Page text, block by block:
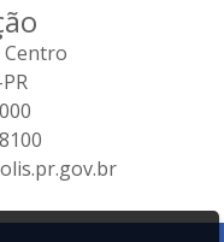
Centro